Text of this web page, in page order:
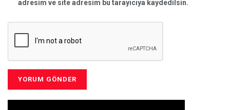
adresim ve site adresim bu tarayıcıya kaydedilsin.